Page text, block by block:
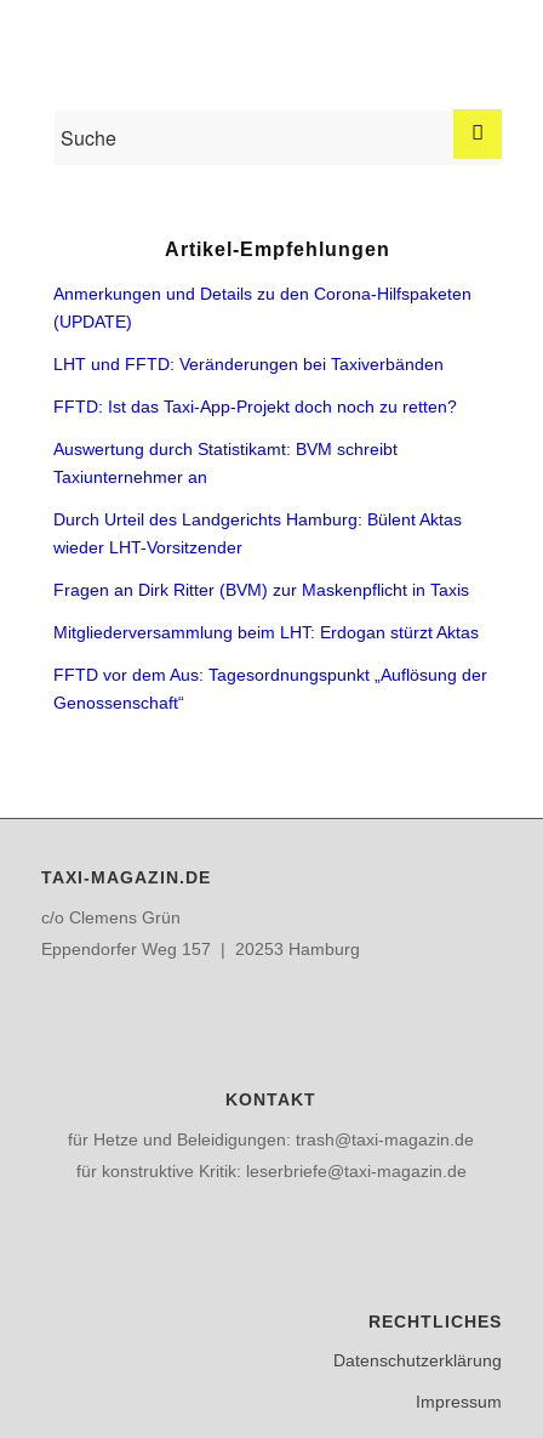
Artikel-Empfehlungen
Anmerkungen und Details zu den Corona-Hilfspaketen
(UPDATE)
LHT und FFTD: Veränderungen bei Taxiverbänden
FFTD: Ist das Taxi-App-Projekt doch noch zu retten?
Auswertung durch Statistikamt: BVM schreibt
Taxiunternehmer an
Durch Urteil des Landgerichts Hamburg: Bülent Aktas
wieder LHT-Vorsitzender
Fragen an Dirk Ritter (BVM) zur Maskenpflicht in Taxis
Mitgliederversammlung beim LHT: Erdogan stürzt Aktas
FFTD vor dem Aus: Tagesordnungspunkt „Auflösung der
Genossenschaft“
TAXI-MAGAZIN.DE
c/o Clemens Grün
Eppendorfer Weg 157 | 20253 Hamburg
KONTAKT
für Hetze und Beleidigungen: trash@taxi-magazin.de
für konstruktive Kritik: leserbriefe@taxi-magazin.de
RECHTLICHES
Datenschutzerklärung
Impressum